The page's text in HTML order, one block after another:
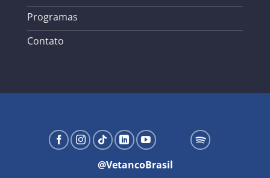
Programas
Contato
@VetancoBrasil